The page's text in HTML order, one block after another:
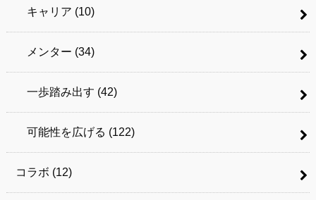
キャリア (10)
メンター (34)
一歩踏み出す (42)
可能性を広げる (122)
コラボ (12)